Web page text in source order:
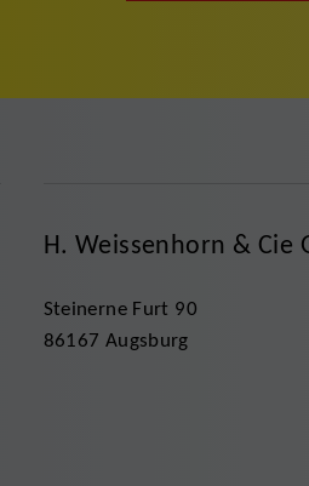
H. Weissenhorn & Cie
Steinerne Furt 90
86167 Augsburg